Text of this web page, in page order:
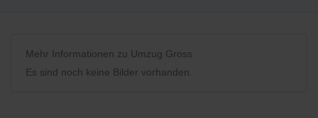
Mehr Informationen zu Umzug Gross
Es sind noch keine Bilder vorhanden.